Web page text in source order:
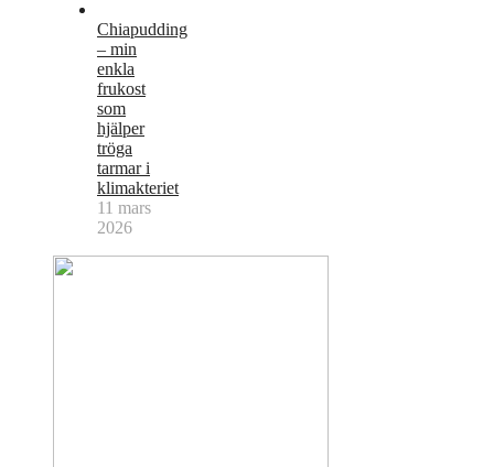
Chiapudding
– min
enkla
frukost
som
hjälper
tröga
tarmar i
klimakteriet
11 mars
2026